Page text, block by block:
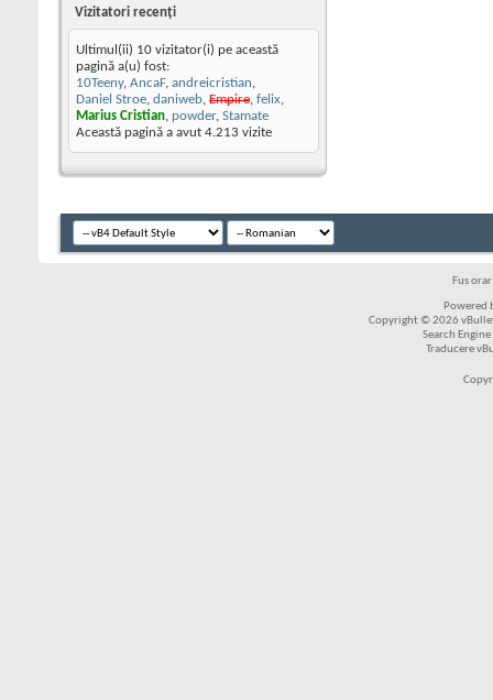
Vizitatori recenţi
Ultimul(ii) 10 vizitator(i) pe această
pagină a(u) fost:
10Teeny, AncaF, andreicristian,
Daniel Stroe, daniweb, Empire, felix,
Marius Cristian, powder, Stamate
Această pagină a avut 4.213 vizite
Fus
Powered
Copyright © 2026
Search
Traducere